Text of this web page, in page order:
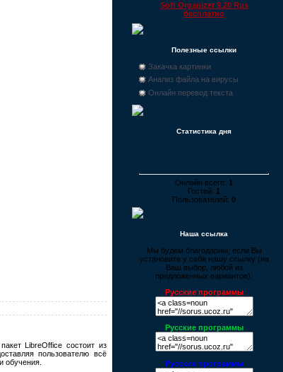
LibreOffice состоит из
пользователю всё
обучения.
Soft Organizer 9.20 Rus
бесплатно
Полезные ссылки
Закачка картинки
Анализ файла на вирусы
Онлайн перевод текста
Статистика дня
Онлайн всего: 1
Гостей: 1
Пользователей: 0
Наша ссылка
Мы будем благодарны, если Вы
установите у себя нашу ссылку (на
Ваш выбор, любой из
предложенных вариантов):
Русские программы
Русские программы
Русские программы